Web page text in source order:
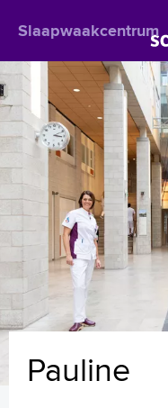
Slaapwaakcentrum
V.H.
C.H.M.
A.
Pauline